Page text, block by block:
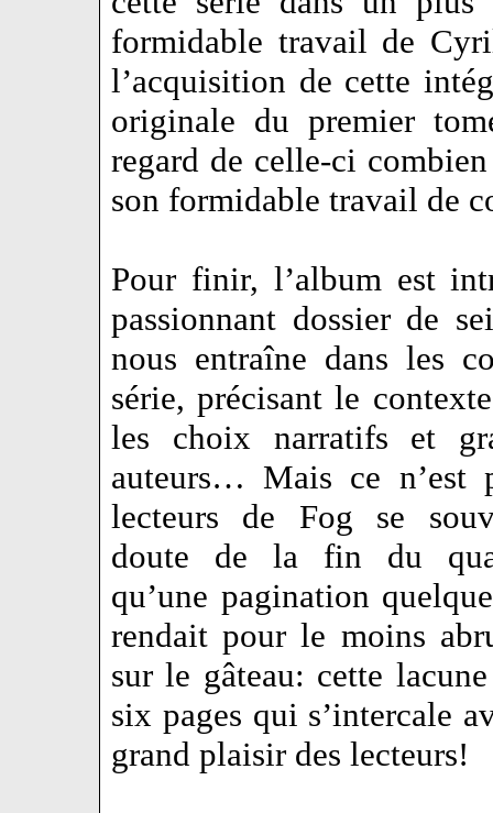
formidable travail de
l’acquisition de cette
originale du premier
regard de celle-ci
son formidable travail de
Pour finir, l’album est
passionnant dossier de
nous entraîne dans les
série, précisant le
les choix narratifs et
auteurs… Mais ce n’est
lecteurs de Fog se
doute de la fin du
qu’une pagination
rendait pour le moins
sur le gâteau: cette
six pages qui s’intercale
grand plaisir des lecteurs!